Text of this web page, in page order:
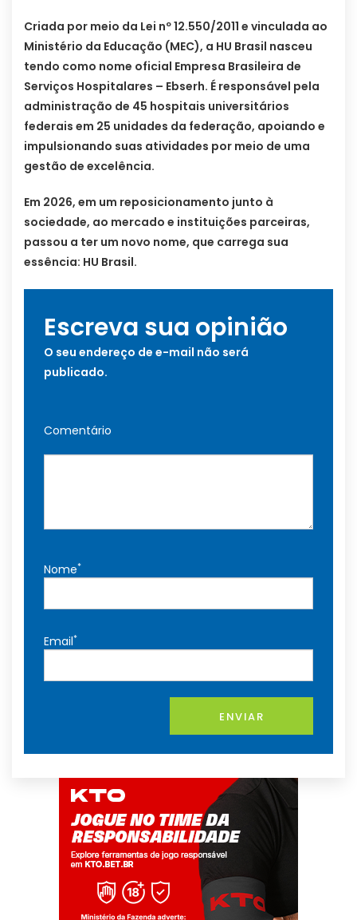
Criada por meio da Lei nº 12.550/2011 e vinculada ao
Ministério da Educação (MEC), a HU Brasil nasceu
tendo como nome oficial Empresa Brasileira de
Serviços Hospitalares – Ebserh. É responsável pela
administração de 45 hospitais universitários
federais em 25 unidades da federação, apoiando e
impulsionando suas atividades por meio de uma
gestão de excelência.
Em 2026, em um reposicionamento junto à
sociedade, ao mercado e instituições parceiras,
passou a ter um novo nome, que carrega sua
essência: HU Brasil.
Escreva sua opinião
O seu endereço de e-mail não será
publicado.
Comentário
Nome*
Email*
ENVIAR